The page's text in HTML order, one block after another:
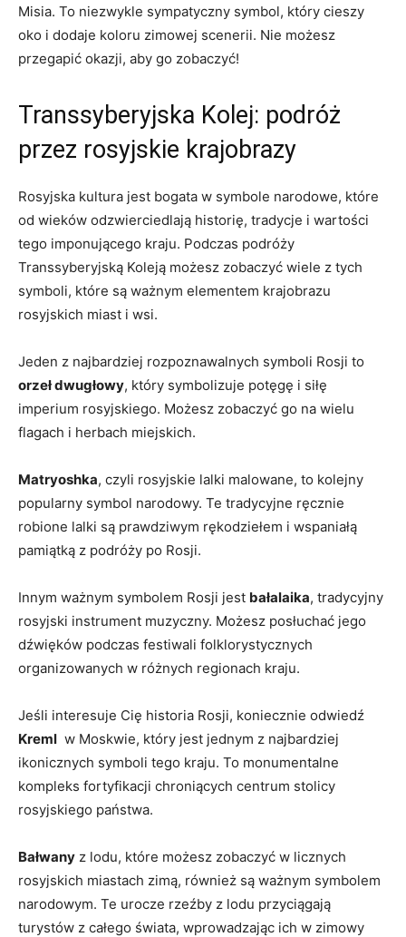
Misia. To niezwykle⁤ sympatyczny symbol, który⁣ cieszy
oko i dodaje‍ koloru zimowej scenerii. Nie możesz
przegapić okazji, aby go zobaczyć!
Transsyberyjska Kolej: podróż
przez​ rosyjskie krajobrazy
Rosyjska kultura jest bogata​ w symbole narodowe, które
‍od wieków⁣ odzwierciedlają historię, tradycje i wartości
tego imponującego kraju. Podczas podróży
Transsyberyjską Koleją możesz zobaczyć wiele z tych
symboli, które są ⁤ważnym elementem ‍krajobrazu
rosyjskich ‍miast⁤ i⁤ wsi.
Jeden z‌ najbardziej⁤ rozpoznawalnych symboli Rosji to⁤
orzeł dwugłowy, który ⁤symbolizuje potęgę i siłę
⁢imperium rosyjskiego. Możesz zobaczyć go na wielu‌
flagach i herbach miejskich.
Matryoshka, czyli rosyjskie‌ lalki malowane, to⁢ kolejny
popularny symbol narodowy. Te ⁢tradycyjne ręcznie
robione lalki są prawdziwym ​rękodziełem i wspaniałą
pamiątką z‍ podróży ⁢po Rosji.
Innym ​ważnym symbolem Rosji jest bałalaika, tradycyjny
rosyjski instrument ⁤muzyczny. Możesz posłuchać ⁣jego
dźwięków podczas festiwali folklorystycznych
organizowanych w różnych regionach⁣ kraju.
Jeśli interesuje Cię historia Rosji, ⁤koniecznie odwiedź⁣
Kreml ‍ w Moskwie, który jest jednym z najbardziej‌
ikonicznych symboli tego‌ kraju. To monumentalne
kompleks fortyfikacji chroniących centrum stolicy
rosyjskiego​ państwa.
Bałwany z lodu, ‌które możesz⁢ zobaczyć w ⁢licznych‌
rosyjskich miastach zimą, również są ważnym​ symbolem
narodowym.‌ Te urocze⁤ rzeźby ⁣z lodu przyciągają
turystów z całego świata, wprowadzając ich w zimowy